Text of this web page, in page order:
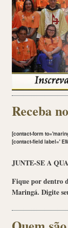
Receba
[contact-form
[contact-field label='
JUNTE-SE A
Fique por dentro
Maringá. Digite